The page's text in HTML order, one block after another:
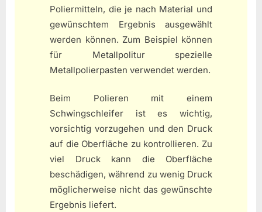
Poliermitteln, die je nach Material und
gewünschtem Ergebnis ausgewählt
werden können. Zum Beispiel können
für Metallpolitur spezielle
Metallpolierpasten verwendet werden.
Beim Polieren mit einem
Schwingschleifer ist es wichtig,
vorsichtig vorzugehen und den Druck
auf die Oberfläche zu kontrollieren. Zu
viel Druck kann die Oberfläche
beschädigen, während zu wenig Druck
möglicherweise nicht das gewünschte
Ergebnis liefert.